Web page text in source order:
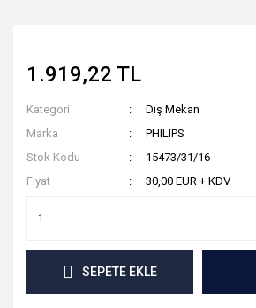
1.919,22 TL
Kategori
Dış Mekan
Marka
PHILIPS
Stok Kodu
15473/31/16
Fiyat
30,00 EUR + KDV
SEPETE EKLE